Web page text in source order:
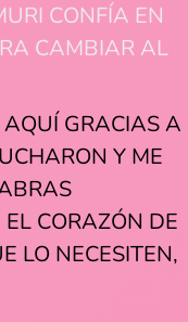
CONFÍA EN
CAMBIAR AL
GRACIAS A
Y ME
CORAZÓN DE
LO NECESITEN,